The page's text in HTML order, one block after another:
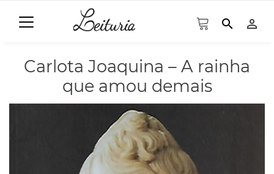
search person_outline
Carlota Joaquina – A rainha
que amou demais